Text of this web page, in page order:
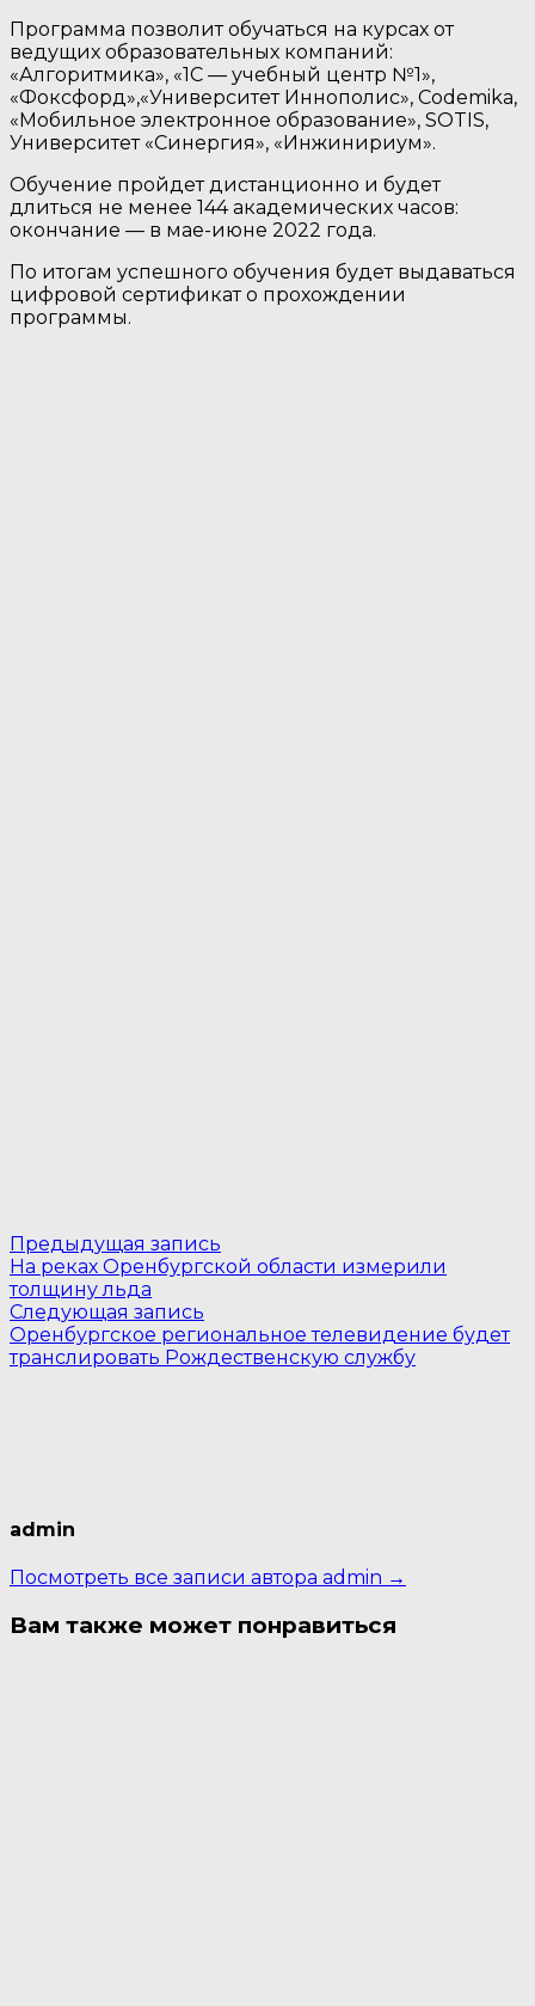
Программа позволит обучаться на курсах от
ведущих образовательных компаний:
«Алгоритмика», «1C — учебный центр №1»,
«Фоксфорд»,«Университет Иннополис», Codemika,
«Мобильное электронное образование», SOTIS,
Университет «Синергия», «Инжинириум».
Обучение пройдет дистанционно и будет
длиться не менее 144 академических часов:
окончание — в мае-июне 2022 года.
По итогам успешного обучения будет выдаваться
цифровой сертификат о прохождении
программы.
Навигация
по
записям
Предыдущая запись
запись:
На реках Оренбургской области измерили
толщину льда
Следующая запись
запись:
Оренбургское региональное телевидение будет
транслировать Рождественскую службу
admin
Посмотреть все записи автора admin →
Вам также может понравиться